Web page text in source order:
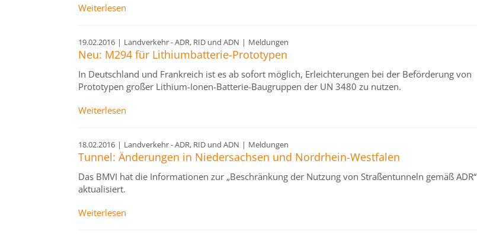
Weiterlesen
19.02.2016 | Landverkehr - ADR, RID und ADN | Meldungen
Neu: M294 für Lithiumbatterie-Prototypen
In Deutschland und Frankreich ist es ab sofort möglich, Erleichterungen bei der Beförderung von
Prototypen großer Lithium-Ionen-Batterie-Baugruppen der UN 3480 zu nutzen.
Weiterlesen
18.02.2016 | Landverkehr - ADR, RID und ADN | Meldungen
Tunnel: Änderungen in Niedersachsen und Nordrhein-Westfalen
Das BMVI hat die Informationen zur „Beschränkung der Nutzung von Straßentunneln gemäß ADR“
aktualisiert.
Weiterlesen